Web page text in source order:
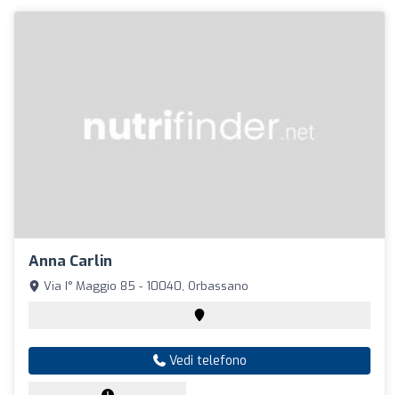
Anna Carlin
Via I° Maggio 85 - 10040, Orbassano
Vedi telefono